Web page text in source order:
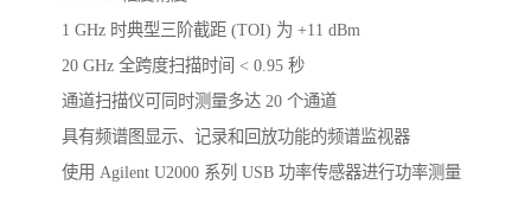
1 GHz 时典型三阶截距 (TOI) 为 +11 dBm
20 GHz 全跨度扫描时间 < 0.95 秒
通道扫描仪可同时测量多达 20 个通道
具有频谱图显示、记录和回放功能的频谱监视器
使用 Agilent U2000 系列 USB 功率传感器进行功率测量